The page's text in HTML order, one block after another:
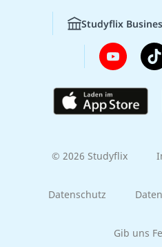
Studyflix
© 2026 Studyflix
Datenschutz
Gib uns